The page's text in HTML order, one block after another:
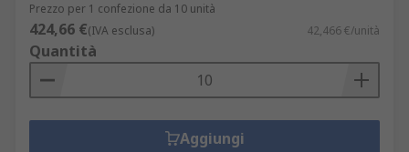
Prezzo per 1 confezione da 10 unità
424,66 €(IVA esclusa) 42,466 €/unità
Quantità
Aggiungi